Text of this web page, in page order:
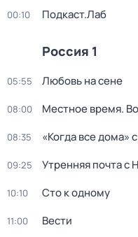
00:10 Подкаст.Лаб
Россия 1
05:55 Любовь на сене
08:00 Местное время.
08:35 «Когда все дома»
09:25 Утренняя почта с
10:10 Сто к одному
11:00 Вести